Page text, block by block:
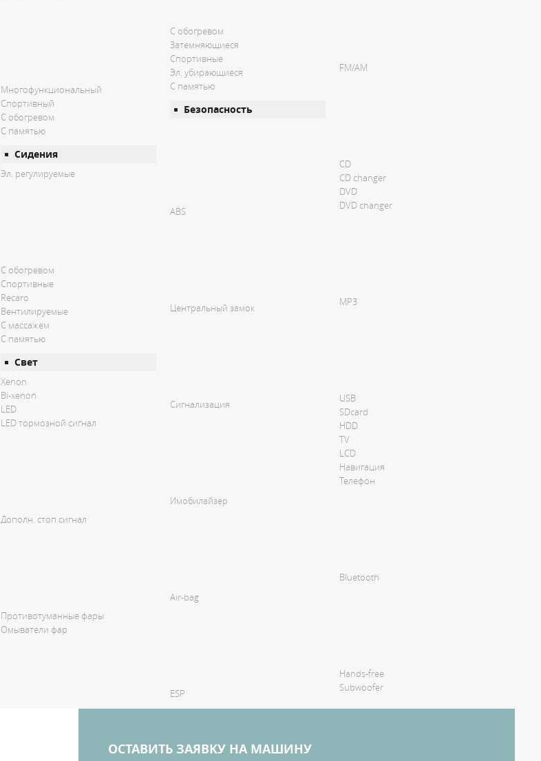
Многофункциональный
Спортивный
С обогревом
С памятью
Сидения
Эл. регулируемые
С обогревом
Спортивные
Recaro
Вентилируемые
С массажем
С памятью
Свет
Xenon
Bi-xenon
LED
LED тормозной сигнал
Дополн. стоп сигнал
Противотуманные фары
Омыватели фар
С обогревом
Затемняющиеся
Спортивные
Эл. убирающиеся
С памятью
Безопасность
ABS
Центральный замок
Сигнализация
Имобилайзер
Air-bag
ESP
FM/AM
CD
CD changer
DVD
DVD changer
MP3
USB
SDcard
HDD
TV
LCD
Навигация
Телефон
Bluetooth
Hands-free
Subwoofer
ОСТАВИТЬ ЗАЯВКУ НА МАШИНУ